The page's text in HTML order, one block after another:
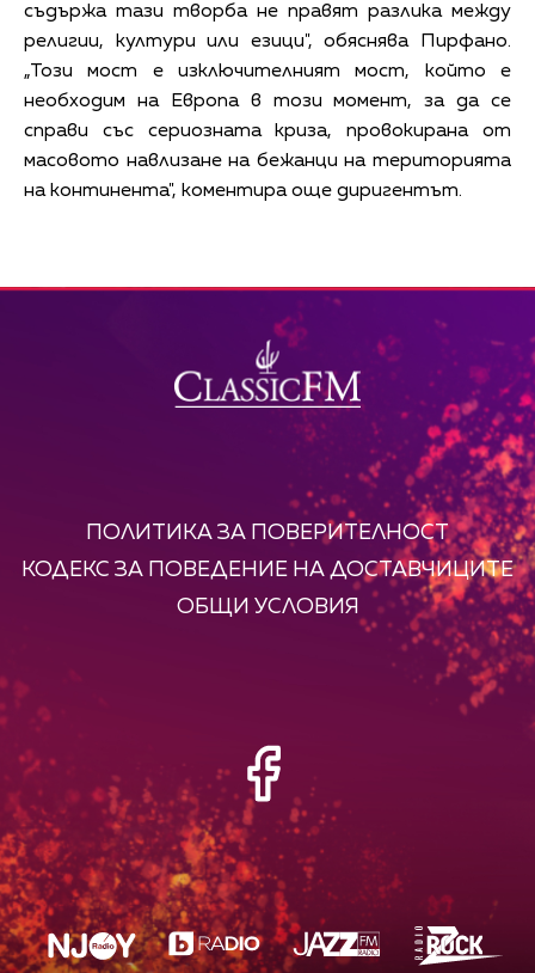
съдържа тази творба не правят разлика между
религии, култури или езици", обяснява Пирфано.
„Този мост е изключителният мост, който е
необходим на Европа в този момент, за да се
справи със сериозната криза, провокирана от
масовото навлизане на бежанци на територията
на континента", коментира още диригентът.
ПОЛИТИКА ЗА ПОВЕРИТЕЛНОСТ
КОДЕКС ЗА ПОВЕДЕНИЕ НА ДОСТАВЧИЦИТЕ
ОБЩИ УСЛОВИЯ